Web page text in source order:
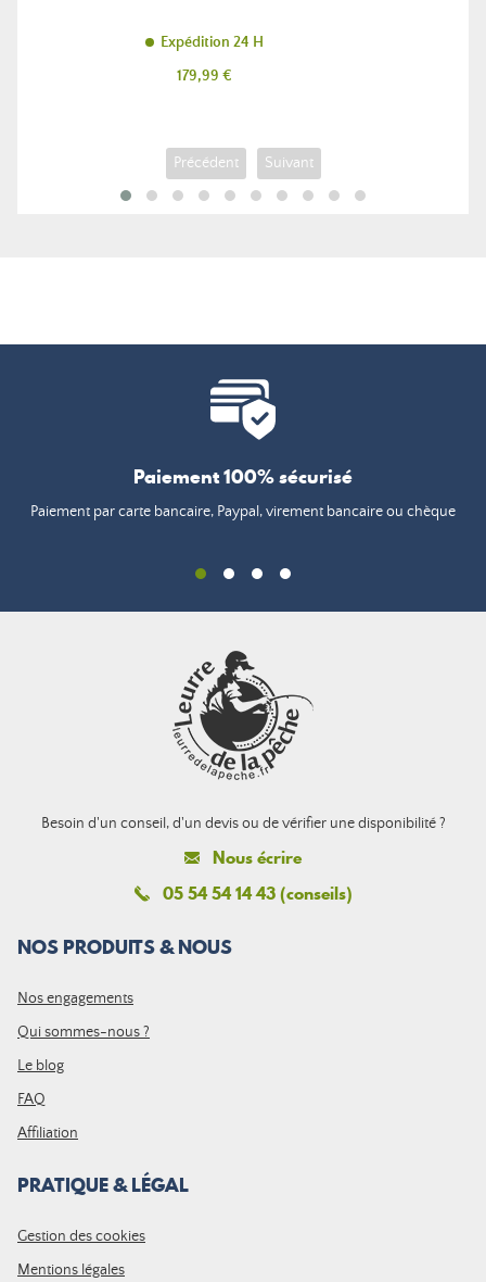
Expédition 24 H
Prix
179,99 €
Précédent Suivant
Paiement 100% sécurisé
Paiement par carte bancaire, Paypal, virement bancaire ou chèque
Besoin d'un conseil, d'un devis ou de vérifier une disponibilité ?
Nous écrire
05 54 54 14 43 (conseils)
NOS PRODUITS & NOUS
Nos engagements
Qui sommes-nous ?
Le blog
FAQ
Affiliation
PRATIQUE & LÉGAL
Gestion des cookies
Mentions légales